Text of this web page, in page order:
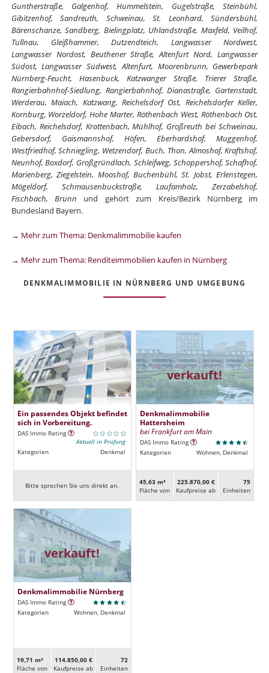
Guntherstraße, Galgenhof, Hummelstein, Gugelstraße, Steinbühl,
Gibitzenhof, Sandreuth, Schweinau, St. Leonhard, Sündersbühl,
Bärenschanze, Sandberg, Bielingplatz, Uhlandstraße, Maxfeld, Veilhof,
Tullnau, Gleißhammer, Dutzendteich, Langwasser Nordwest,
Langwasser Nordost, Beuthener Straße, Altenfurt Nord, Langwasser
Südost, Langwasser Südwest, Altenfurt, Moorenbrunn, Gewerbepark
Nürnberg-Feucht, Hasenbuck, Katzwanger Straße, Trierer Straße,
Rangierbahnhof-Siedlung, Rangierbahnhof, Dianastraße, Gartenstadt,
Werderau, Maiach, Katzwang, Reichelsdorf Ost, Reichelsdorfer Keller,
Kornburg, Worzeldorf, Hohe Marter, Röthenbach West, Röthenbach Ost,
Eibach, Reichelsdorf, Krottenbach, Mühlhof, Großreuth bei Schweinau,
Gebersdorf, Gaismannshof, Höfen, Eberhardshof, Muggenhof,
Westfriedhof, Schniegling, Wetzendorf, Buch, Thon, Almoshof, Kraftshof,
Neunhof, Boxdorf, Großgründlach, Schleifweg, Schoppershof, Schafhof,
Marienberg, Ziegelstein, Mooshof, Buchenbühl, St. Jobst, Erlenstegen,
Mögeldorf, Schmausenbuckstraße, Laufamholz, Zerzabelshof,
Fischbach, Brunn und gehört zum Kreis/Bezirk Nürnberg im
Bundesland Bayern.
→ Mehr zum Thema: Denkmalimmobilie kaufen
→ Mehr zum Thema: Renditeimmobilien kaufen in Nürnberg
DENKMALIMMOBILIE IN NÜRNBERG UND UMGEBUNG
Ein passendes Objekt befindet
sich in Vorbereitung.
DAS Immo Rating
Aktuell in Prüfung
Kategorien
Denkmal
Bitte sprechen Sie uns direkt an.
verkauft!
Denkmalimmobilie
Hattersheim
bei Frankfurt am Main
DAS Immo Rating
Kategorien
Wohnen, Denkmal
45,63 m²
Fläche von
225.870,00 €
Kaufpreise ab
75
Ein­heiten
verkauft!
Denkmalimmobilie Nürnberg
DAS Immo Rating
Kategorien
Wohnen, Denkmal
19,71 m²
Fläche von
114.850,00 €
Kaufpreise ab
72
Ein­heiten